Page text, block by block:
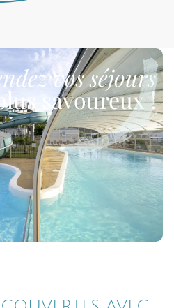
vos séjours
savoureux !